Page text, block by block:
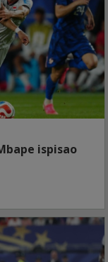
ispisao